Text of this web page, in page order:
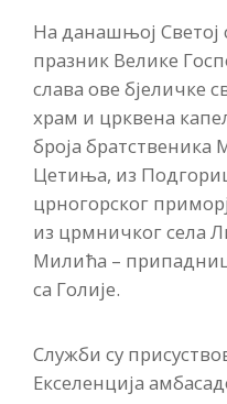
На данашњој Светој
празник Велике
слава ове бјеличке
храм и црквена
броја братственика
Цетиња, из
црногорског
из црмничког села
Милића –
са Голије.
Служби су
Екселенција